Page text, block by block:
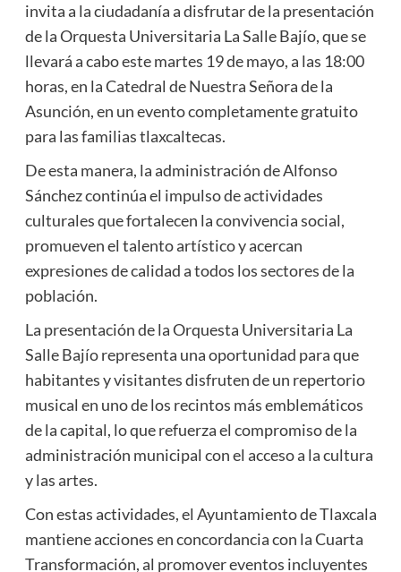
invita a la ciudadanía a disfrutar de la presentación
de la Orquesta Universitaria La Salle Bajío, que se
llevará a cabo este martes 19 de mayo, a las 18:00
horas, en la Catedral de Nuestra Señora de la
Asunción, en un evento completamente gratuito
para las familias tlaxcaltecas.
De esta manera, la administración de Alfonso
Sánchez continúa el impulso de actividades
culturales que fortalecen la convivencia social,
promueven el talento artístico y acercan
expresiones de calidad a todos los sectores de la
población.
La presentación de la Orquesta Universitaria La
Salle Bajío representa una oportunidad para que
habitantes y visitantes disfruten de un repertorio
musical en uno de los recintos más emblemáticos
de la capital, lo que refuerza el compromiso de la
administración municipal con el acceso a la cultura
y las artes.
Con estas actividades, el Ayuntamiento de Tlaxcala
mantiene acciones en concordancia con la Cuarta
Transformación, al promover eventos incluyentes